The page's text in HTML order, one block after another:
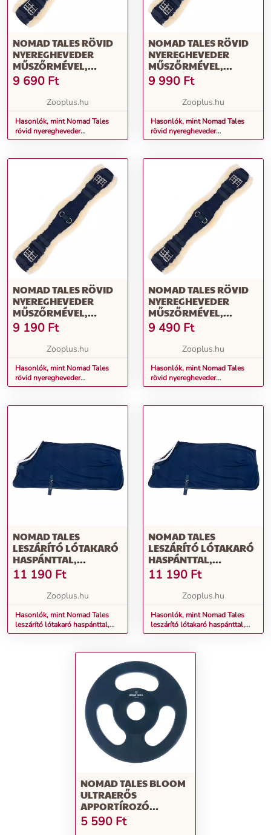
NOMAD TALES RÖVID
NYEREGHEVEDER
MŰSZŐRMÉVEL,
TENGERÉSZKÉK, 75CM
9 690 Ft
Zooplus.hu
Hasonlók, mint Nomad Tales
rövid nyeregheveder
műszőrmével, tengerészkék,
NOMAD TALES RÖVID
NYEREGHEVEDER
MŰSZŐRMÉVEL,
TENGERÉSZKÉK, 80CM
9 990 Ft
Zooplus.hu
Hasonlók, mint Nomad Tales
rövid nyeregheveder
műszőrmével, tengerészkék,
NOMAD TALES RÖVID
NYEREGHEVEDER
MŰSZŐRMÉVEL,
TENGERÉSZKÉK, 65CM
9 190 Ft
Zooplus.hu
Hasonlók, mint Nomad Tales
rövid nyeregheveder
műszőrmével, tengerészkék,
NOMAD TALES RÖVID
NYEREGHEVEDER
MŰSZŐRMÉVEL,
TENGERÉSZKÉK, 70CM
9 490 Ft
Zooplus.hu
Hasonlók, mint Nomad Tales
rövid nyeregheveder
műszőrmével, tengerészkék,
NOMAD TALES
LESZÁRÍTÓ LÓTAKARÓ
HASPÁNTTAL,
TENGERÉSZKÉK 155CM
11 190 Ft
Zooplus.hu
Hasonlók, mint Nomad Tales
leszárító lótakaró haspánttal,
tengerészkék 155cm
NOMAD TALES
LESZÁRÍTÓ LÓTAKARÓ
HASPÁNTTAL,
TENGERÉSZKÉK 165CM
11 190 Ft
Zooplus.hu
Hasonlók, mint Nomad Tales
leszárító lótakaró haspánttal,
tengerészkék 165cm
NOMAD TALES BLOOM
ULTRAERŐS
APPORTÍROZÓ
KORONG KUTYÁKNAK
- Ø 22 X M 1,25 CM
5 590 Ft